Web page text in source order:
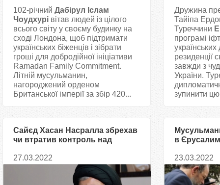
102-річний Дабірул Іслам
Чоудхурі вітав людей із цілого
всього світу у своєму будинку на
сході Лондона, щоб підтримати
українських біженців і зібрати
гроші для добродійної ініціативи
Ramadan Family Commitment.
Літній мусульманин,
нагороджений орденом
Британської імперії за збір 420...
Дружина
Тайіпа
Туреччини
програмі
українських
резиденції
завжди з
України.
зупинити
Сайєд Хасан Насралла збрехав
чи втратив контроль над
27.03.2022
в
23.03.2022